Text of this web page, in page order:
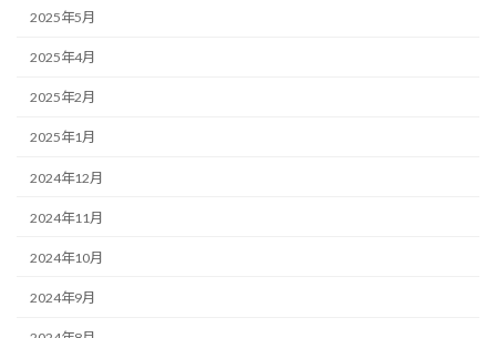
2025年5月
2025年4月
2025年2月
2025年1月
2024年12月
2024年11月
2024年10月
2024年9月